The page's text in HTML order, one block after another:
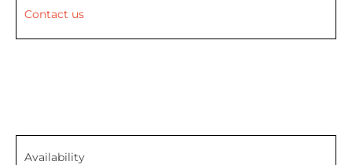
Contact us
Availability